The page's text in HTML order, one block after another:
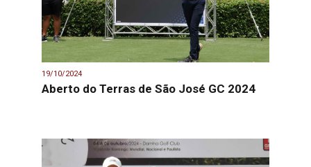
19/10/2024
Aberto do Terras de São José GC 2024